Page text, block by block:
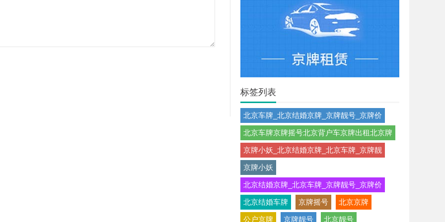
标签列表
北京车牌_北京结婚京牌_京牌靓号_京牌价
北京车牌京牌摇号北京背户车京牌出租北京牌
京牌小妖_北京结婚京牌_北京车牌_京牌靓
京牌小妖
北京结婚京牌_北京车牌_京牌靓号_京牌价
北京结婚车牌 京牌摇号 北京京牌
公户京牌 京牌靓号 北京靓号